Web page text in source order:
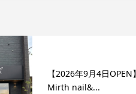
【2026年9月4日OPEN】
Mirth nail&...